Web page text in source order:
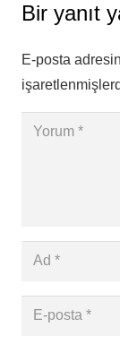
Bir yanıt
E-posta